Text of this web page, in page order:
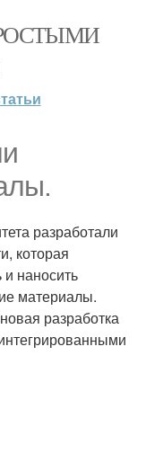
разработали
которая
наносить
материалы.
разработка